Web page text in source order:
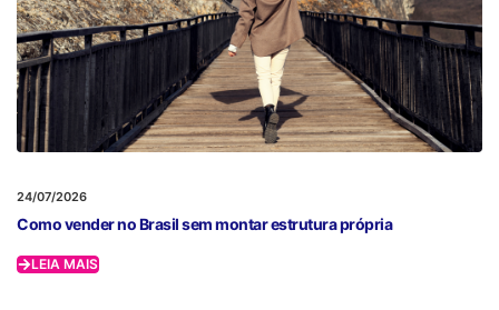
24/07/2026
Como vender no Brasil sem montar estrutura própria
LEIA MAIS